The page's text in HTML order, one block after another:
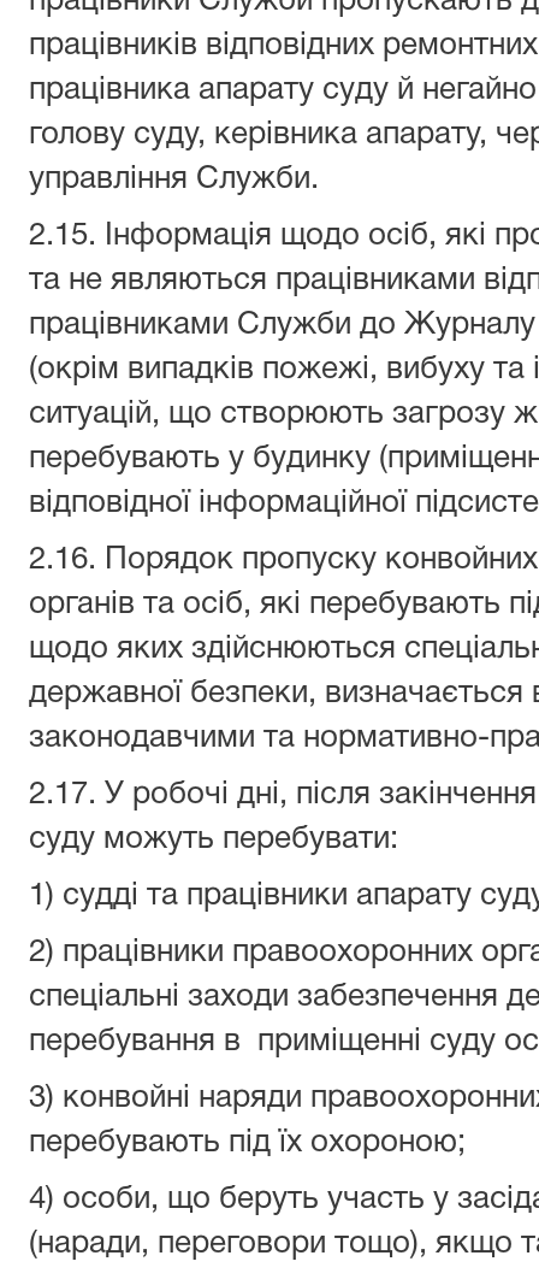
працівників відповідних
працівника апарату суду й
голову суду, керівника апарату,
управління Служби.
2.15. Інформація щодо осіб, які
та не являються працівниками
працівниками Служби до Журналу
(окрім випадків пожежі, вибуху та
ситуацій, що створюють загрозу
перебувають у будинку
відповідної інформаційної
2.16. Порядок пропуску
органів та осіб, які перебувають
щодо яких здійснюються
державної безпеки, визначається
законодавчими та нормативно-
2.17. У робочі дні, після
суду можуть перебувати:
1) судді та працівники апарату
2) працівники правоохоронних
спеціальні заходи забезпечення
перебування в приміщенні суду
3) конвойні наряди
перебувають під їх охороною;
4) особи, що беруть участь у
(наради, переговори тощо), якщо